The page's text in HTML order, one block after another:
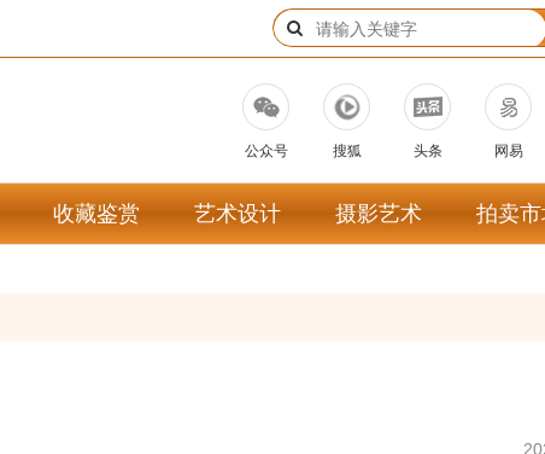
公众号 搜狐 头条 网易
收藏鉴赏 艺术设计 摄影艺术 拍卖